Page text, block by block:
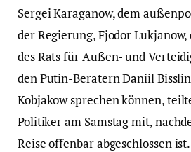
Sergei Karaganow, dem
der Regierung, Fjodor
des Rats für Außen- und
den Putin-Beratern Daniil
Kobjakow sprechen können,
Politiker am Samstag mit,
Reise offenbar abgeschlossen